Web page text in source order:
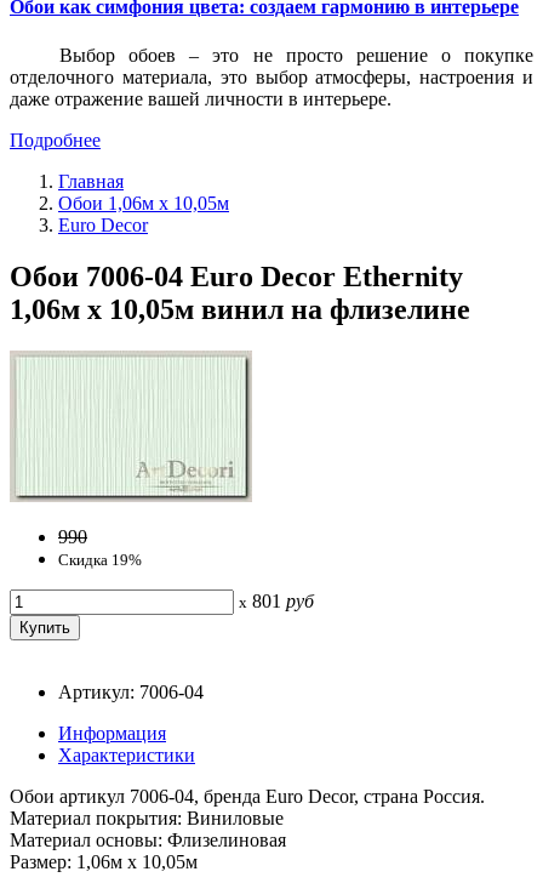
Обои как симфония цвета: создаем гармонию в интерьере
Выбор обоев – это не просто решение о покупке
отделочного материала, это выбор атмосферы, настроения и
даже отражение вашей личности в интерьере.
Подробнее
Главная
Обои 1,06м х 10,05м
Euro Decor
Обои 7006-04 Euro Decor Ethernity
1,06м х 10,05м винил на флизелине
990
Скидка 19%
x 801 руб
Артикул: 7006-04
Информация
Характеристики
Обои артикул 7006-04, бренда Euro Decor, страна Россия.
Материал покрытия: Виниловые
Материал основы: Флизелиновая
Размер: 1,06м х 10,05м